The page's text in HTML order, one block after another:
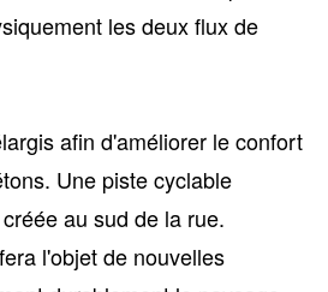
les deux flux de
afin d'améliorer le confort
Une piste cyclable
au sud de la rue.
l'objet de nouvelles